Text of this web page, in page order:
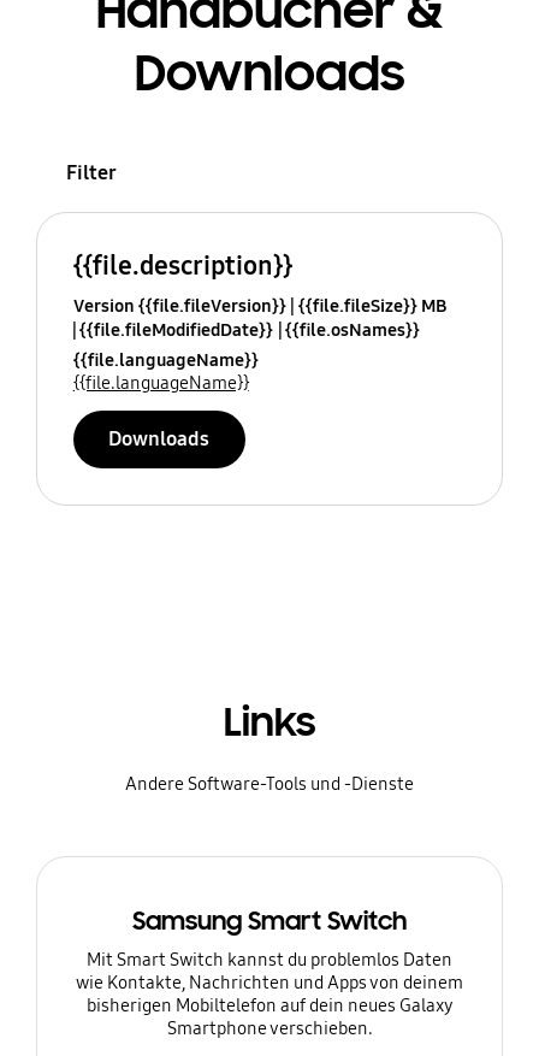
Downloads
Filter
{{file.description}}
Version {{file.fileVersion}} {{file.fileSize}} MB
{{file.fileModifiedDate}} {{file.osNames}}
{{file.languageName}}
{{file.languageName}}
Downloads
Links
Andere Software-Tools und -Dienste
Samsung Smart Switch
Mit Smart Switch kannst du problemlos Daten
wie Kontakte, Nachrichten und Apps von deinem
bisherigen Mobiltelefon auf dein neues Galaxy
Smartphone verschieben.